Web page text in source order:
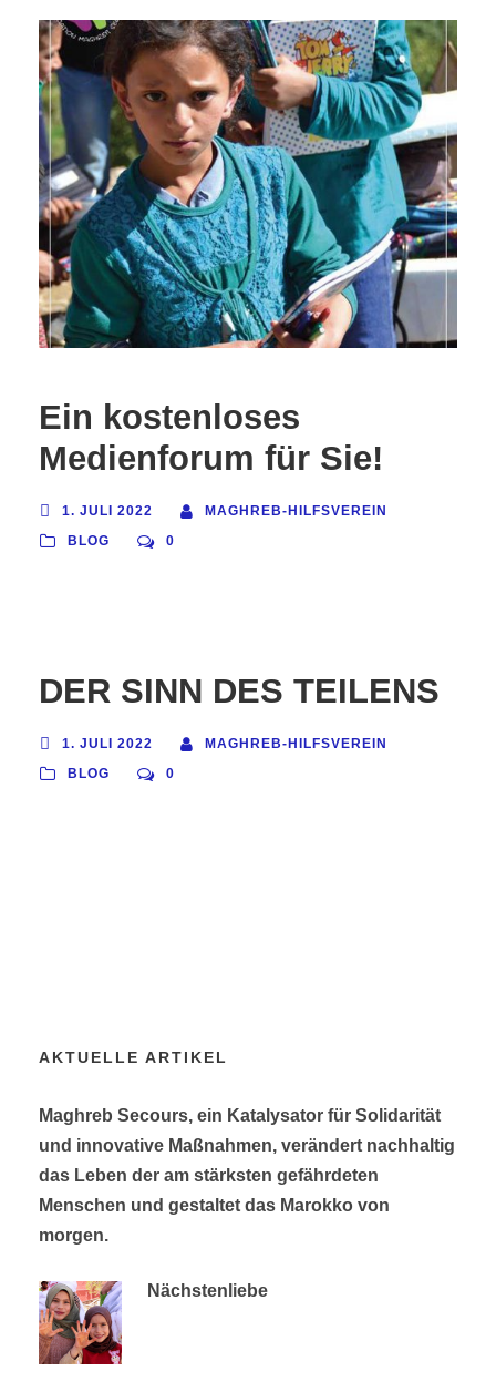
Ein kostenloses
Medienforum für Sie!
1. JULI 2022
MAGHREB-HILFSVEREIN
BLOG
0
DER SINN DES TEILENS
1. JULI 2022
MAGHREB-HILFSVEREIN
BLOG
0
AKTUELLE ARTIKEL
Maghreb Secours, ein Katalysator für Solidarität
und innovative Maßnahmen, verändert nachhaltig
das Leben der am stärksten gefährdeten
Menschen und gestaltet das Marokko von
morgen.
Nächstenliebe